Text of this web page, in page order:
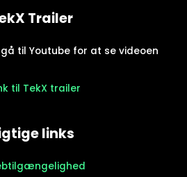
Trailer
til Youtube for at se videoen
til TekX trailer
links